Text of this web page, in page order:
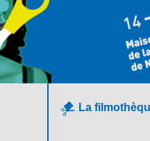
La